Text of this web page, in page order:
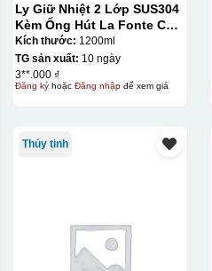
Dán được lên nhiều
cong
Kiểu hộp:
Ly Giữ Nhiệt 2 Lớp SUS304
Kèm Ống Hút La Fonte Có
Tay Cầm 1200ml
Kích thước: 1200ml
TG sản xuất: 10 ngày
3**.000 ₫
Đăng kýhoặc Đăng nhậpđể xem giá
Thủy tinh